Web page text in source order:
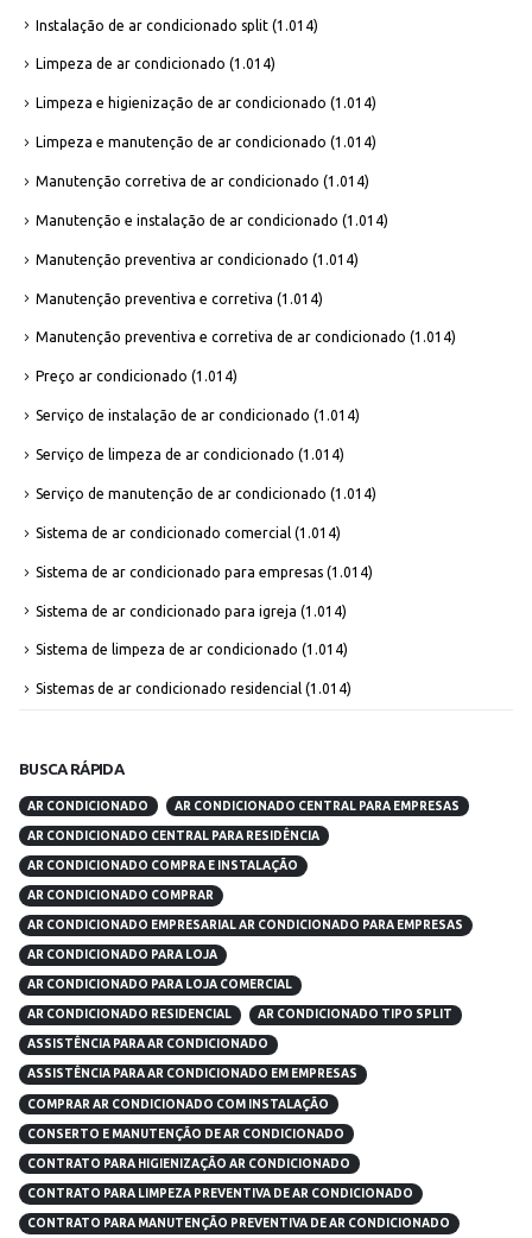
Instalação de ar condicionado split (1.014)
Limpeza de ar condicionado (1.014)
Limpeza e higienização de ar condicionado (1.014)
Limpeza e manutenção de ar condicionado (1.014)
Manutenção corretiva de ar condicionado (1.014)
Manutenção e instalação de ar condicionado (1.014)
Manutenção preventiva ar condicionado (1.014)
Manutenção preventiva e corretiva (1.014)
Manutenção preventiva e corretiva de ar condicionado (1.014)
Preço ar condicionado (1.014)
Serviço de instalação de ar condicionado (1.014)
Serviço de limpeza de ar condicionado (1.014)
Serviço de manutenção de ar condicionado (1.014)
Sistema de ar condicionado comercial (1.014)
Sistema de ar condicionado para empresas (1.014)
Sistema de ar condicionado para igreja (1.014)
Sistema de limpeza de ar condicionado (1.014)
Sistemas de ar condicionado residencial (1.014)
BUSCA RÁPIDA
AR CONDICIONADO AR CONDICIONADO CENTRAL PARA EMPRESAS
AR CONDICIONADO CENTRAL PARA RESIDÊNCIA
AR CONDICIONADO COMPRA E INSTALAÇÃO
AR CONDICIONADO COMPRAR
AR CONDICIONADO EMPRESARIAL AR CONDICIONADO PARA EMPRESAS
AR CONDICIONADO PARA LOJA
AR CONDICIONADO PARA LOJA COMERCIAL
AR CONDICIONADO RESIDENCIAL AR CONDICIONADO TIPO SPLIT
ASSISTÊNCIA PARA AR CONDICIONADO
ASSISTÊNCIA PARA AR CONDICIONADO EM EMPRESAS
COMPRAR AR CONDICIONADO COM INSTALAÇÃO
CONSERTO E MANUTENÇÃO DE AR CONDICIONADO
CONTRATO PARA HIGIENIZAÇÃO AR CONDICIONADO
CONTRATO PARA LIMPEZA PREVENTIVA DE AR CONDICIONADO
CONTRATO PARA MANUTENÇÃO PREVENTIVA DE AR CONDICIONADO